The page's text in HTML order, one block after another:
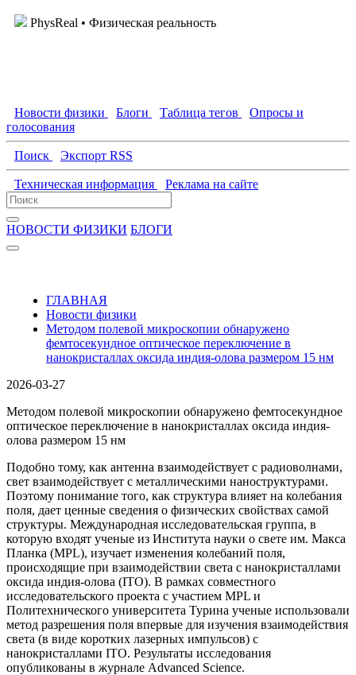
PhysReal • Физическая реальность
Новости физики Блоги Таблица тегов
Опросы и
голосования
Поиск Экспорт RSS
Техническая информация Реклама на сайте
НОВОСТИ ФИЗИКИ БЛОГИ
ГЛАВНАЯ
Новости физики
Методом полевой микроскопии обнаружено
фемтосекундное оптическое переключение в
нанокристаллах оксида индия-олова размером 15 нм
2026-03-27
Методом полевой микроскопии обнаружено фемтосекундное
оптическое переключение в нанокристаллах оксида индия-
олова размером 15 нм
Подобно тому, как антенна взаимодействует с радиоволнами,
свет взаимодействует с металлическими наноструктурами.
Поэтому понимание того, как структура влияет на колебания
поля, дает ценные сведения о физических свойствах самой
структуры. Международная исследовательская группа, в
которую входят ученые из Института науки о свете им. Макса
Планка (MPL), изучает изменения колебаний поля,
происходящие при взаимодействии света с нанокристаллами
оксида индия-олова (ITO). В рамках совместного
исследовательского проекта с участием MPL и
Политехнического университета Турина ученые использовали
метод разрешения поля впервые для изучения взаимодействия
света (в виде коротких лазерных импульсов) с
нанокристаллами ITO. Результаты исследования
опубликованы в журнале Advanced Science.